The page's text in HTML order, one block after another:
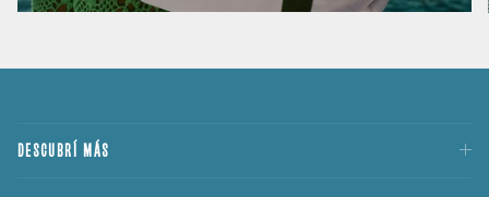
DESCUBRÍ MÁS